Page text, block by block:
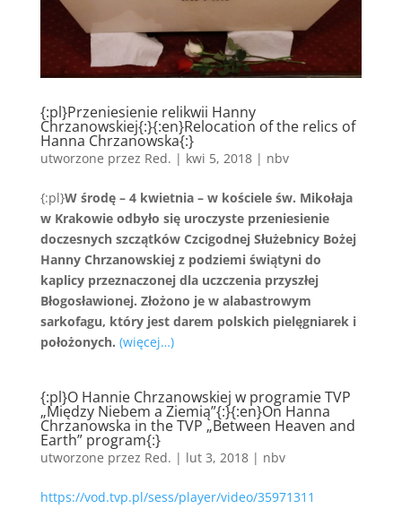
{:pl}Przeniesienie relikwii Hanny
Chrzanowskiej{:}{:en}Relocation of the relics of
Hanna Chrzanowska{:}
utworzone przez Red. | kwi 5, 2018| nbv
{:pl}W środę – 4 kwietnia – w kościele św. Mikołaja
w Krakowie odbyło się uroczyste przeniesienie
doczesnych szczątków Czcigodnej Służebnicy Bożej
Hanny Chrzanowskiej z podziemi świątyni do
kaplicy przeznaczonej dla uczczenia przyszłej
Błogosławionej. Złożono je w alabastrowym
sarkofagu, który jest darem polskich pielęgniarek i
położonych. (więcej…)
{:pl}O Hannie Chrzanowskiej w programie TVP
„Między Niebem a Ziemią”{:}{:en}On Hanna
Chrzanowska in the TVP „Between Heaven and
Earth” program{:}
utworzone przez Red. | lut 3, 2018| nbv
https://vod.tvp.pl/sess/player/video/35971311